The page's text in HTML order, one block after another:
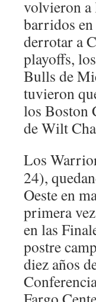
volvieron a
barridos
derrotar a
playoffs,
Bulls de
tuvieron
los Boston
de Wilt
Los
24),
Oeste en
primera
en las
postre
diez años